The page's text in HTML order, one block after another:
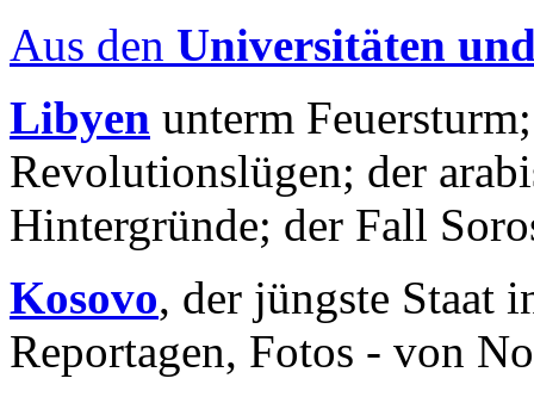
Aus den Universitäten
Libyen unterm
Revolutionslügen; der
Hintergründe; der Fall
Kosovo, der jüngste Staat
Reportagen, Fotos - von